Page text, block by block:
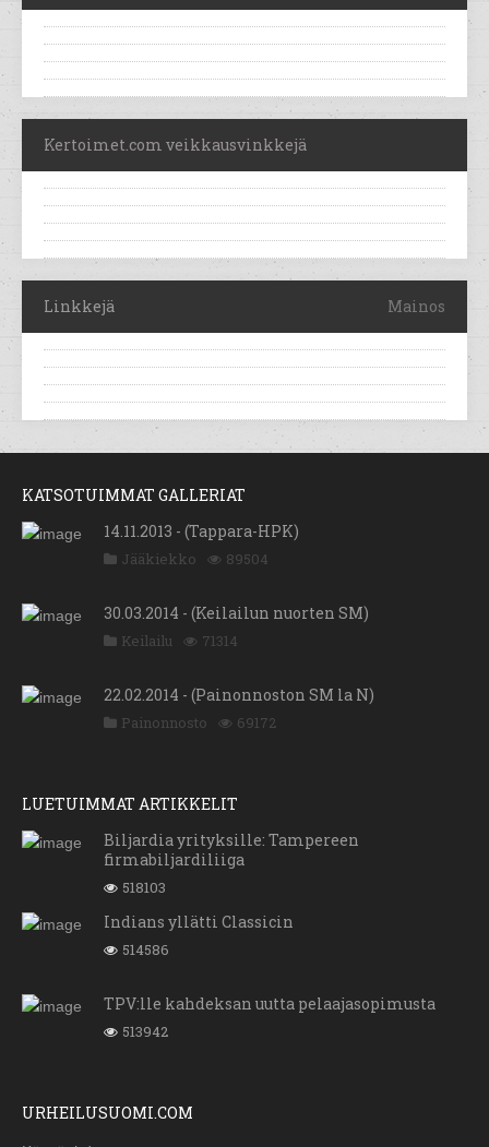
Kertoimet.com veikkausvinkkejä
Linkkejä Mainos
KATSOTUIMMAT GALLERIAT
14.11.2013 - (Tappara-HPK)
Jääkiekko 89504
30.03.2014 - (Keilailun nuorten SM)
Keilailu 71314
22.02.2014 - (Painonnoston SM la N)
Painonnosto 69172
LUETUIMMAT ARTIKKELIT
Biljardia yrityksille: Tampereen
firmabiljardiliiga
518103
Indians yllätti Classicin
514586
TPV:lle kahdeksan uutta pelaajasopimusta
513942
URHEILUSUOMI.COM